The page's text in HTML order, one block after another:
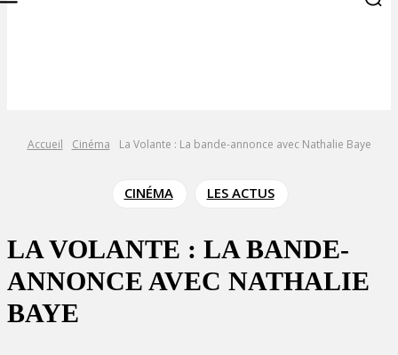
Accueil Cinéma La Volante : La bande-annonce avec Nathalie Baye
CINÉMA LES ACTUS
LA VOLANTE : LA BANDE-
ANNONCE AVEC NATHALIE
BAYE